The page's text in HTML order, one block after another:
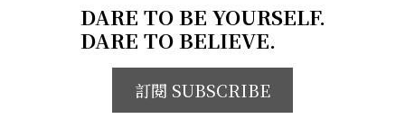
DARE TO BE YOURSELF.
DARE TO BELIEVE.
訂閱 SUBSCRIBE